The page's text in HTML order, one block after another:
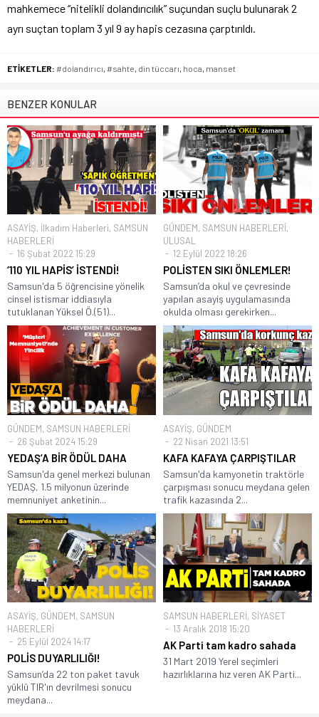
mahkemece “nitelikli dolandırıcılık” suçundan suçlu bulunarak 2
ayrı suçtan toplam 3 yıl 9 ay hapis cezasına çarptırıldı.
ETİKETLER: #dolandırıcı #sahte din tüccarı hoca manset
BENZER KONULAR
ASAYİŞ, İlkadım Haberleri, SAMSUN
HABERLERİ
16 Şubat 2022 15:29
‘110 YIL HAPİS’ İSTENDİ!
Samsun'da 5 öğrencisine yönelik
cinsel istismar iddiasıyla
tutuklanan Yüksel Ö.(51)...
GÜNDEM, SAMSUN HABERLERİ,
ULUSAL
12 Eylül 2022 18:26
POLİSTEN SIKI ÖNLEMLER!
Samsun’da okul ve çevresinde
yapılan asayiş uygulamasında
okulda olması gerekirken...
GÜNDEM, SAMSUN HABERLERİ
26 Şubat 2024 15:29
YEDAŞ’A BİR ÖDÜL DAHA
Samsun'da genel merkezi bulunan
YEDAŞ, 1.5 milyonun üzerinde
memnuniyet anketinin...
ASAYİŞ, GÜNDEM
22 Nisan 2021 13:51
KAFA KAFAYA ÇARPIŞTILAR
Samsun'da kamyonetin traktörle
çarpışması sonucu meydana gelen
trafik kazasında 2...
ASAYİŞ, GÜNDEM, SAMSUN
HABERLERİ
25 Eylül 2024 14:17
POLİS DUYARLILIĞI!
Samsun’da 22 ton paket tavuk
yüklü TIR'ın devrilmesi sonucu
meydana...
SAMSUN HABERLERİ, SİYASET
13 Aralık 2018 15:20
AK Parti tam kadro sahada
31 Mart 2019 Yerel seçimleri
hazırlıklarına hız veren AK Parti...